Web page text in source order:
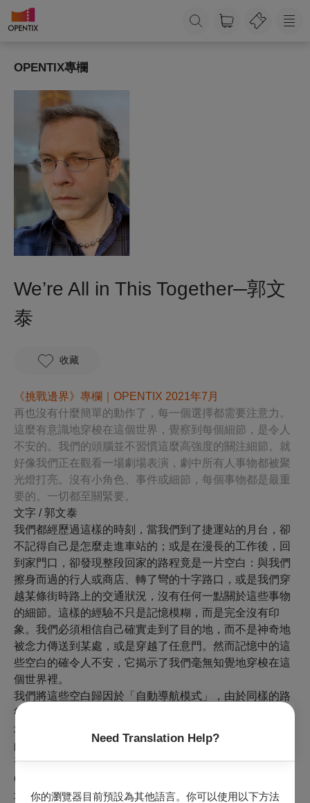
Need Translation Help?
你的瀏覽器目前預設為其他語言。你可以使用以下方法
OPENTIX專欄
We’re All in This Together─郭文
泰
收藏
《挑戰邊界》專欄｜OPENTIX 2021年7月
再也沒有什麼簡單的動作了，每一個選擇都需要注意力。
這麼有意識地穿梭在這個世界，覺察到每個細節，是令人
不安的。我們的頭腦並不習慣這麼高強度的關注細節。就
好像我們正在觀看一場劇場表演，劇中所有人事物都被聚
光燈打亮。沒有小角色、事件或細節，每個事物都是最重
要的。一切都至關緊要。
文字 / 郭文泰
我們都經歷過這樣的時刻，當我們到了捷運站的月台，卻
不記得自己是怎麼走進車站的；或是在漫長的工作後，回
到家門口，卻發現整段回家的路程竟是一片空白：與我們
擦身而過的行人或商店、轉了彎的十字路口，或是我們穿
越某條街時路上的交通狀況，沒有任何一點關於這些事物
的細節。這樣的經驗不只是記憶模糊，而是完全沒有印
象。我們必須相信自己確實走到了目的地，而不是神奇地
被念力傳送到某處，或是穿越了任意門。然而記憶中的這
些空白的確令人不安，它揭示了我們毫無知覺地穿梭在這
個世界裡。
我們將這些空白歸因於「自動導航模式」，由於同樣的路
徑走過太多次，我們可以仰賴身體的記憶讓自己到達目的
地。當身體進入將我們移動到某個地點的熟悉模式，我們
的大腦可以專注工作、個人問題或是單純地放鬆。
習慣了這種身體與頭腦的內在勞務分配後，最近爆發的
Covid-19疫情一下子將我們打回了現實。我們不能再輕率
地以日常生活慣性一溜而過，而是必須愈來愈留意我們的